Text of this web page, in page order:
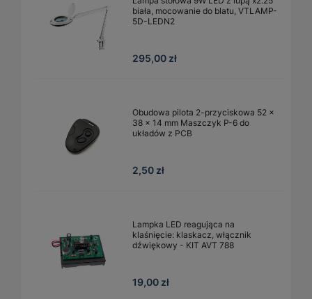
biała, mocowanie do blatu, VTLAMP-
5D-LEDN2
295,00 zł
Obudowa pilota 2-przyciskowa 52 ×
38 × 14 mm Maszczyk P-6 do
układów z PCB
2,50 zł
Lampka LED reagująca na
klaśnięcie: klaskacz, włącznik
dźwiękowy - KIT AVT 788
19,00 zł